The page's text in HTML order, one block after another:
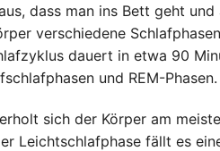
dass man ins Bett geht
verschiedene
dauert in etwa 90
und REM-Phasen.
sich der Körper am
Leichtschlafphase fällt es